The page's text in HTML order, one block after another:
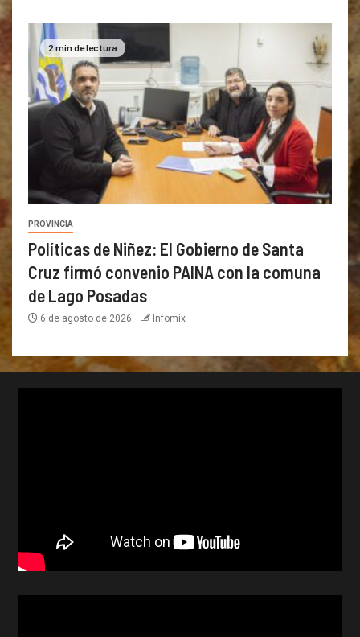
2 min de lectura
PROVINCIA
Políticas de Niñez: El Gobierno de Santa
Cruz firmó convenio PAINA con la comuna
de Lago Posadas
6 de agosto de 2026 Infomix